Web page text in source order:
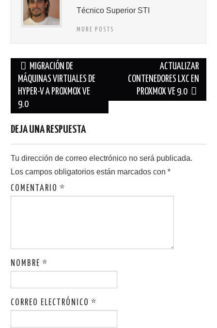
Técnico Superior STI
MORE POSTS
Navegación
de
entradas
MIGRACIÓN DE
MÁQUINAS VIRTUALES DE
HYPER-V A PROXMOX VE
9.0
ACTUALIZAR
CONTENEDORES LXC EN
PROXMOX VE 9.0
DEJA UNA RESPUESTA
Tu dirección de correo electrónico no será publicada.
Los campos obligatorios están marcados con*
COMENTARIO*
NOMBRE*
CORREO ELECTRÓNICO*